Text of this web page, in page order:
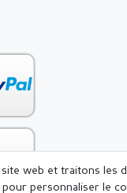
web et traitons les
personnaliser le